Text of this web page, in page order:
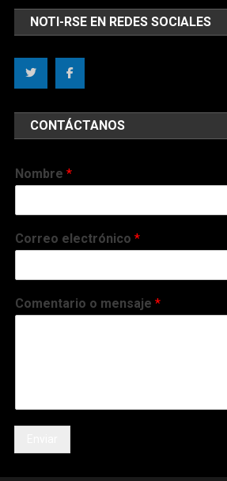
NOTI-RSE EN REDES SOCIALES
CONTÁCTANOS
Nombre*
Correo electrónico*
Comentario o mensaje*